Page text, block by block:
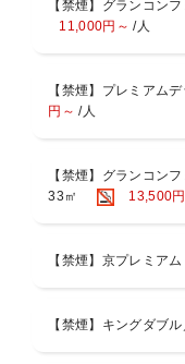
【禁煙】グランコン
11,000円～ /人
【禁煙】プレミアム
円～ /人
【禁煙】グランコン
33㎡
13,500
【禁煙】京プレミア
【禁煙】キングダブ